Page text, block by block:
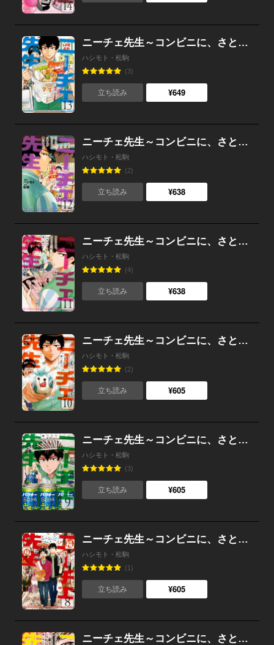
ニーチェ先生～コンビニに、さとり世代の新人が舞い降りた～ 13
ハシモト・松駒
(3)
立ち読み ¥649
ニーチェ先生～コンビニに、さとり世代の新人が舞い降りた～ 12
ハシモト・松駒
(2)
立ち読み ¥638
ニーチェ先生～コンビニに、さとり世代の新人が舞い降りた～ 11
ハシモト・松駒
(4)
立ち読み ¥638
ニーチェ先生～コンビニに、さとり世代の新人が舞い降りた～ 10
ハシモト・松駒
(2)
立ち読み ¥605
ニーチェ先生～コンビニに、さとり世代の新人が舞い降りた～ 9
ハシモト・松駒
(3)
立ち読み ¥605
ニーチェ先生～コンビニに、さとり世代の新人が舞い降りた～ 8
ハシモト・松駒
(1)
立ち読み ¥605
ニーチェ先生～コンビニに、さとり世代の新人が舞い降りた～ 7